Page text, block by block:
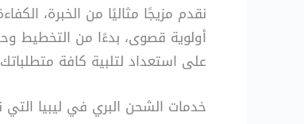
نقدم مزيجًا مثاليًا من الخبرة،
أولوية قصوى، بدءًا من التخطيط
على استعداد لتلبية كافة
خدمات الشحن البري في ليبيا التي